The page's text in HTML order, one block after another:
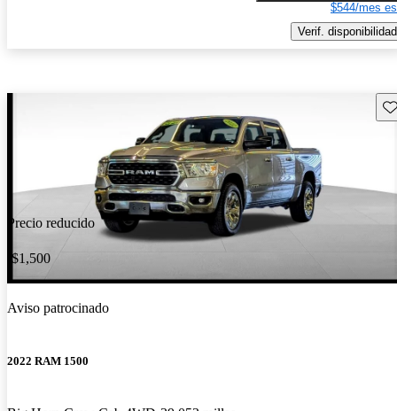
$544/mes
Verif. disponibilidad
Precio reducido
-$1,500
Aviso patrocinado
2022 RAM 1500